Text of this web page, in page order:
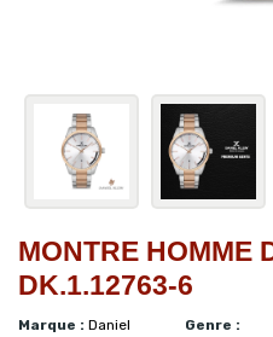
MONTRE HOMME
DK.1.12763-6
Marque : Daniel
Genre :